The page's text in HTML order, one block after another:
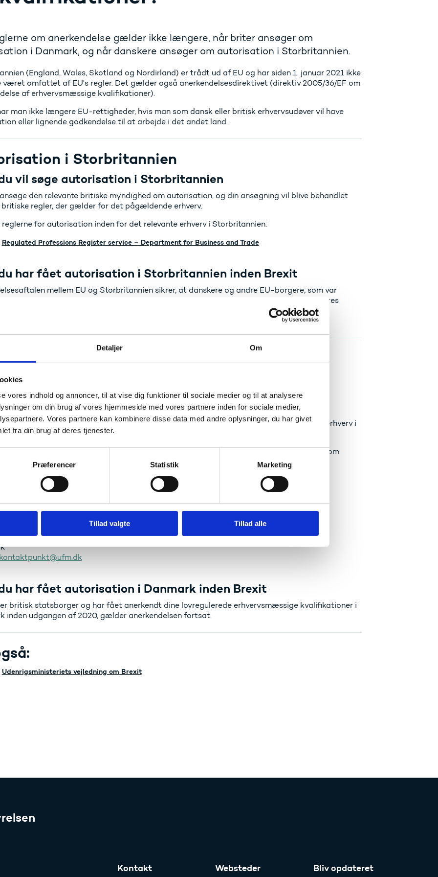
Detaljer Om
vores indhold og annoncer, til at vise dig funktioner til sociale medier og til at analysere
om din brug af vores hjemmeside med vores partnere inden for sociale medier,
Vores partnere kan kombinere disse data med andre oplysninger, du har givet
fra din brug af deres tjenester.
Præferencer Statistik Marketing
Tillad valgte Tillad alle
om anerkendelse gælder ikke længere, når briter ansøger om
i Danmark, og når danskere ansøger om autorisation i Storbritannien.
(England, Wales, Skotland og Nordirland) er trådt ud af EU og har siden 1. januar 2021 ikke
været omfattet af EU's regler. Det gælder også anerkendelsesdirektivet (direktiv 2005/36/EF om
af erhvervsmæssige kvalifikationer).
man ikke længere EU-rettigheder, hvis man som dansk eller britisk erhvervsudøver vil have
eller lignende godkendelse til at arbejde i det andet land.
i Storbritannien
vil søge autorisation i Storbritannien
den relevante britiske myndighed om autorisation, og din ansøgning vil blive behandlet
britiske regler, der gælder for det pågældende erhverv.
for autorisation inden for det relevante erhverv i Storbritannien:
Regulated Professions Register service – Department for Business and Trade
har fået autorisation i Storbritannien inden Brexit
mellem EU og Storbritannien sikrer, at danskere og andre EU-borgere, som var
i Storbritannien inden 31. december 2020 og tidligere har opnået anerkendelse af deres
ikke påvirkes af Brexit hvad angår deres tilladelse til at udøve deres erhverv i
i Danmark
vil søge autorisation i Danmark
britisk statsborger, bliver din ansøgning om autorisation behandlet efter reglerne for
dvs. den danske lovgivning, der gælder for det pågældende erhverv.
statsborger i et EU- eller EØS-land og har kvalificeret dig til at udøve et lovreguleret erhverv i
inden 1. januar 2021, bliver din ansøgning behandlet efter anerkendelsesdirektivet.
danske lovregulerede erhverv, deres kompetente myndigheder, og hvordan man ansøger om
af erhvervsmæssige kvalifikationer i Danmark:
Oversigt over lovregulerede erhverv
53
Ø
kontaktpunkt@ufm.dk
har fået autorisation i Danmark inden Brexit
britisk statsborger og har fået anerkendt dine lovregulerede erhvervsmæssige kvalifikationer i
inden udgangen af 2020, gælder anerkendelsen fortsat.
Udenrigsministeriets vejledning om Brexit
Kontakt Websteder Bliv opdateret